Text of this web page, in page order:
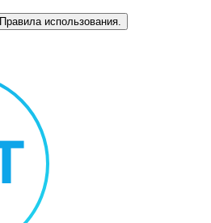
Правила использования.